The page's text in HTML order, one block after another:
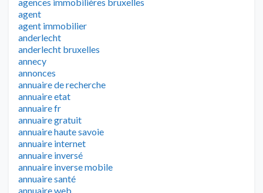
agent
agent immobilier
anderlecht
anderlecht bruxelles
annecy
annonces
annuaire de recherche
annuaire etat
annuaire fr
annuaire gratuit
annuaire haute savoie
annuaire internet
annuaire inversé
annuaire inverse mobile
annuaire santé
annuaire web